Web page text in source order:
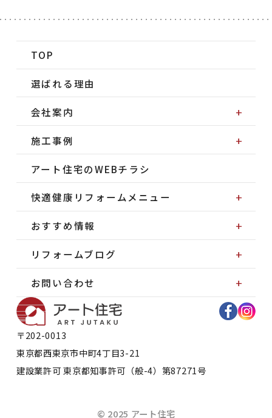
〒202-0013
東京都西東京市中町4丁目3-21
建設業許可 東京都知事許可（般-4）第87271号
TOP
選ばれる理由
会社案内
施工事例
アート住宅のWEBチラシ
快適健康リフォームメニュー
おすすめ情報
リフォームブログ
お問い合わせ
© 2025 アート住宅